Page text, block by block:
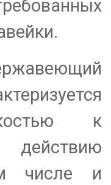
к
действию
числе и